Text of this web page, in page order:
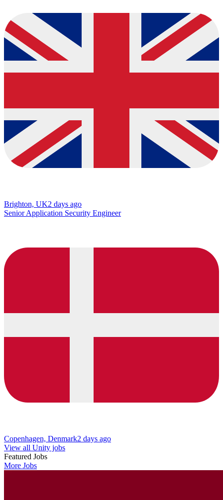
Brighton, UK2 days ago
Senior Application Security Engineer
Copenhagen, Denmark2 days ago
View all Unity jobs
Featured Jobs
More Jobs